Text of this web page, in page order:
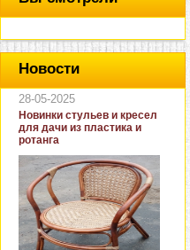
Новости
28-05-2025
Новинки стульев и кресел
для дачи из пластика и
ротанга